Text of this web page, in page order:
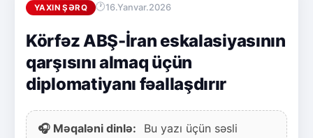
YAXIN ŞƏRQ 16.Yanvar.2026
Körfəz ABŞ-İran eskalasiyasının
qarşısını almaq üçün
diplomatiyanı fəallaşdırır
🎧 Məqaləni dinlə:
Bu yazı üçün səsli